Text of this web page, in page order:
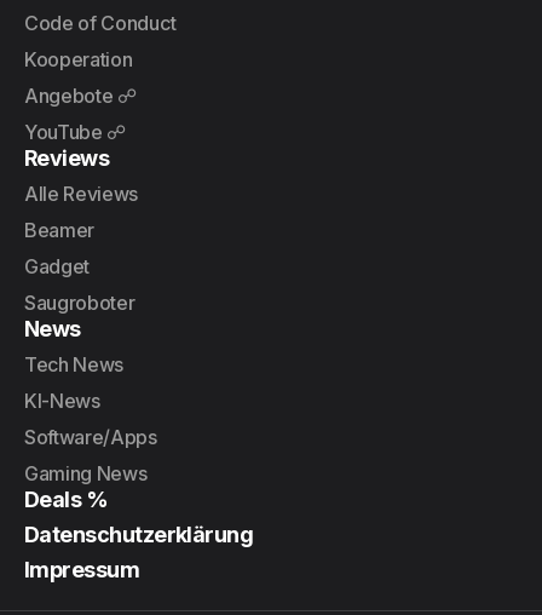
Code of Conduct
Kooperation
Angebote ☍
YouTube ☍
Reviews
Alle Reviews
Beamer
Gadget
Saugroboter
News
Tech News
KI-News
Software/Apps
Gaming News
Deals %
Datenschutzerklärung
Impressum